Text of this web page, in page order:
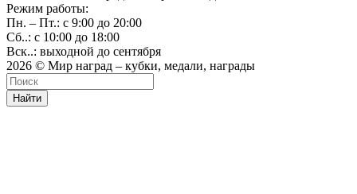
Режим работы:
Пн. – Пт.: с 9:00 до 20:00
Сб..: с 10:00 до 18:00
Вск..: выходной до сентября
2026 © Мир наград – кубки, медали, награды
Найти